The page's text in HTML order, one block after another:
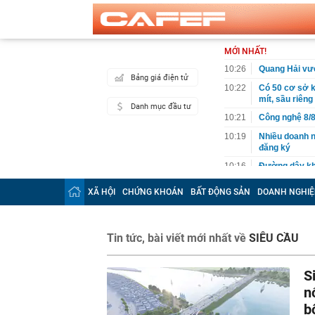
Bảng giá điện tử
Danh mục đầu tư
MỚI NHẤT!
10:26
Quang Hải
10:22
Có 50 cơ sở
mít, sầu riêng
10:21
Công nghệ
10:19
Nhiều doanh
đăng ký
10:16
Đường dây
10:12
Việt Nam có
quyết từ
10:05
Thay sàn
'khủng': Tuổi
10:05
Mức phạt lên
có hành vi sau
10:02
Bắt trend
XÃ HỘI CHỨNG KHOÁN BẤT ĐỘNG SẢN DOANH
Tin tức, bài viết mới nhất về SIÊU CẦU